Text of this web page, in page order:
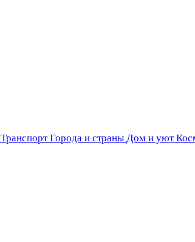
Транспорт Города и страны Дом и уют